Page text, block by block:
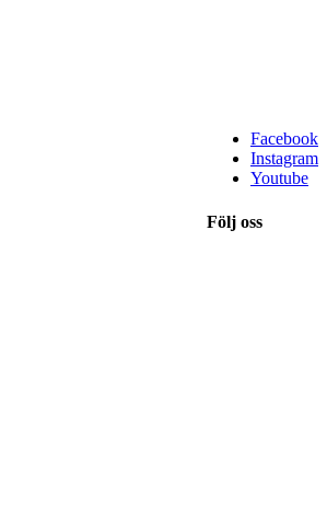
Facebook
Instagram
Youtube
Följ oss